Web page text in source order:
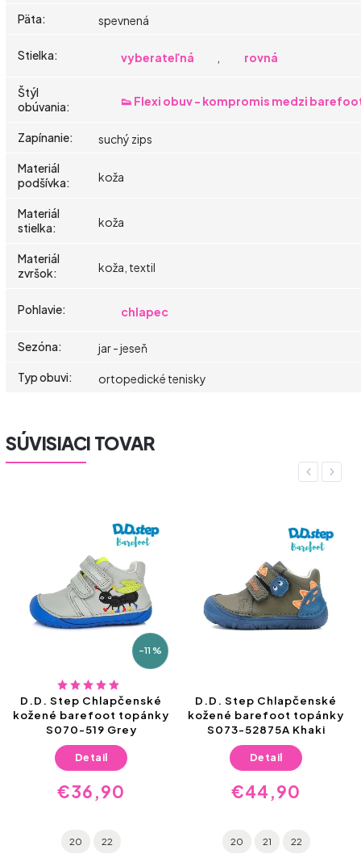
Päta: spevnená
Stielka: vyberateľná rovná
Štýl
obúvania: 👟 Flexi obuv - kompromis medzi
Zapínanie:
suchý zips
Materiál
podšívka: koža
Materiál
stielka: koža
Materiál
zvršok: koža, textil
Pohlavie: chlapec
Sezóna:
jar - jeseň
Typ obuvi: ortopedické tenisky
SÚVISIACI TOVAR
Previous
–11 %
D.D. Step Chlapčenské
kožené barefoot topánky
S070-519 Grey
€36,90
Detail
20 22
D.D. Step Chlapčenské
kožené barefoot topánky
S073-52875A Khaki
€44,90
Detail
20 21 22
Next